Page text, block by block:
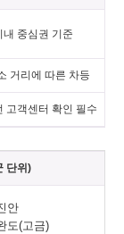
내 중심권 기준
거리에 따른 차등
고객센터 확인 필수
단위)
안
도(고금)